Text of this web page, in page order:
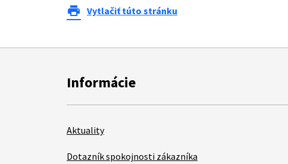
print Vytlačiť túto stránku
Informácie
Aktuality
Dotazník spokojnosti zákazníka